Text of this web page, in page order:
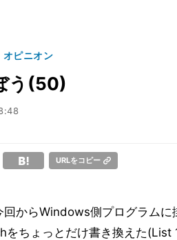
オピニオン
う(50)
URLをコピー
回からWindows側プログラム
をちょっとだけ書き換えた(List